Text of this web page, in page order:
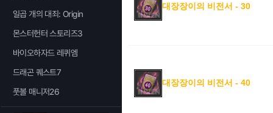
일곱 개의 대죄: Origin
몬스터헌터 스토리즈3
바이오하자드 레퀴엠
드래곤 퀘스트7
풋볼 매니저26
대장장이의 비전서 - 30
대장장이의 비전서 - 40